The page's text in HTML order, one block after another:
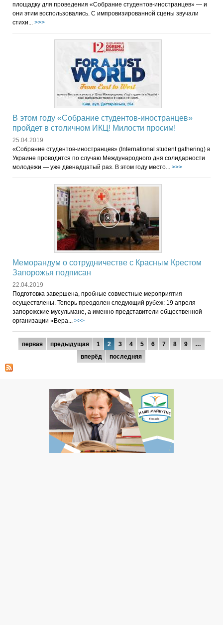
площадку для проведения «Собрание студентов-иностранцев» — и
они этим воспользовались. С импровизированной сцены звучали
стихи... >>>
В этом году «Собрание студентов-иностранцев»
пройдет в столичном ИКЦ! Милости просим!
25.04.2019
«Собрание студентов-иностранцев» (International student gathering) в
Украине проводится по случаю Международного дня солидарности
молодежи — уже двенадцатый раз. В этом году место... >>>
Меморандум о сотрудничестве с Красным Крестом
Запорожья подписан
22.04.2019
Подготовка завершена, пробные совместные мероприятия
осуществлены. Теперь преодолен следующий рубеж: 19 апреля
запорожские мусульмане, а именно представители общественной
организации «Вера... >>>
Страницы
первая предыдущая 1 2 3 4 5 6 7 8 9
…
вперёд
последняя